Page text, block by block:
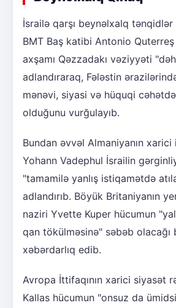
İsrailə qarşı beynəlxalq tənqidlər
BMT Baş katibi Antonio
axşamı Qəzzadakı vəziyyəti
adlandıraraq, Fələstin
mənəvi, siyasi və hüquqi
olduğunu vurğulayıb.
Bundan əvvəl Almaniyanın xarici
Yohann Vadephul İsrailin
"tamamilə yanlış istiqamətdə
adlandırıb. Böyük Britaniyanın
naziri Yvette Kuper hücumun
qan tökülməsinə" səbəb olacağı
xəbərdarlıq edib.
Avropa İttifaqının xarici siyasət
Kallas hücumun "onsuz da